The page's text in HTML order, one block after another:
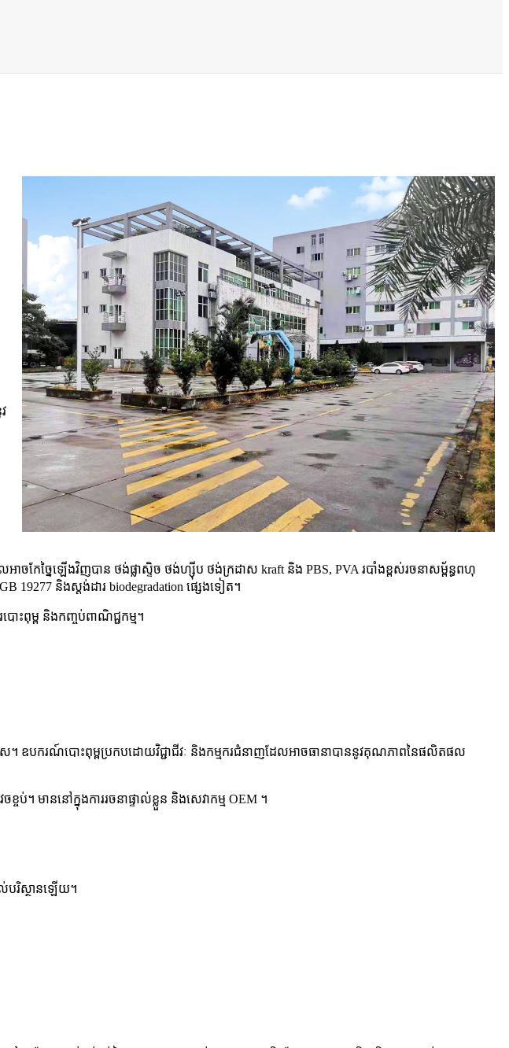
នៃឡើងវិញបាន ថង់ផ្លាស្ទិច ថង់ហ្ស៊ីប ថង់ក្រដាស kraft និង PBS, PVA របាំងខ្ពស់រចនាសម្ព័ន្ធពហុ
19277 និងស្តង់ដារ biodegradation ផ្សេងទៀត។
បោះពុម្ព និងកញ្ចប់ពាណិជ្ជកម្ម។
បករណ៍បោះពុម្ពប្រកបដោយវិជ្ជាជីវៈ និងកម្មករជំនាញដែលអាចធានាបាននូវគុណភាពនៃផលិតផល
ប់។ មាននៅក្នុងការរចនាផ្ទាល់ខ្លួន និងសេវាកម្ម OEM ។
បរិស្ថានឡើយ។